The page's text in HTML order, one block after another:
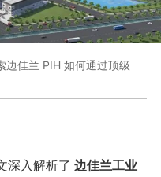
边佳兰 PIH 如何通过顶级
深入解析了 边佳兰工业